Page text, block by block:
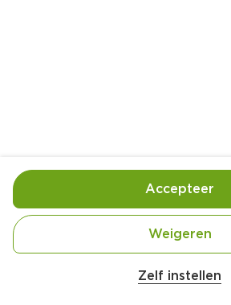
Ingrediënten
300 gram vastkokende aardappels
Zelf instellen
Weigeren
Accepteer